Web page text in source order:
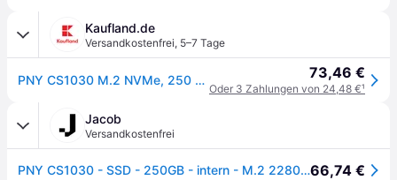
Kaufland.de
Versandkostenfrei, 5–7 Tage
PNY CS1030 M.2 NVMe, 250 GB, M.2, 2500 MB/s 73,46 €
Oder 3 Zahlungen von 24,48 €¹
Jacob
Versandkostenfrei
PNY CS1030 - SSD - 250GB - intern - M.2 2280 - PCIe 3.0 x4 (NVMe) (M280CS1030-250-RB)66,74 €